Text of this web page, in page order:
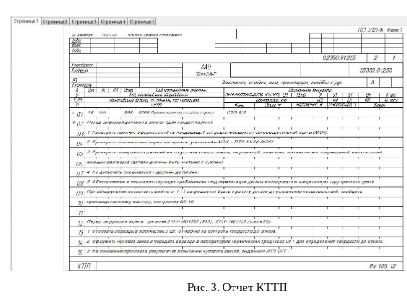
Рис. 3. Отчет КТТП